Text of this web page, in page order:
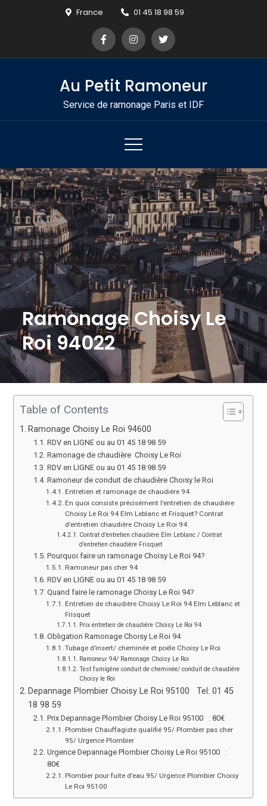
France 01 45 18 98 59
Au Petit Ramoneur
Service de ramonage Paris et IDF
Ramonage Choisy Le
Roi 94022
Table of Contents
Ramonage Choisy Le Roi 94600
RDV en LIGNE ou au 01 45 18 98 59
Ramonage de chaudière Choisy Le Roi
RDV en LIGNE ou au 01 45 18 98 59
Ramoneur de conduit de chaudière Choisy le Roi
Entretien et ramonage de chaudière 94
En quoi consiste précisément l’entretien de chaudière
Choisy Le Roi 94 Elm Leblanc et Frisquet? Contrat
d’entretien chaudière Choisy Le Roi 94
Contrat d’entretien chaudière Elm Leblanc / Contrat
d’entretien chaudière Frisquet
Pourquoi faire un ramonage Choisy Le Roi 94?
Ramoneur pas cher 94
RDV en LIGNE ou au 01 45 18 98 59
Quand faire le ramonage Choisy Le Roi 94?
Entretien de chaudière Choisy Le Roi 94 Elm Leblanc et
Frisquet
Prix entretien de chaudière Choisy Le Roi 94
Obligation Ramonage Choisy Le Roi 94
Tubage d’insert/ cheminée et poêle Choisy Le Roi
Ramoneur 94/ Ramonage Choisy Le Roi
Test fumigène conduit de cheminée/ conduit de chaudière
Choisy le Roi
Depannage Plombier Choisy Le Roi 95100 Tel: 01 45
18 98 59
Prix Depannage Plombier Choisy Le Roi 95100 : 80€
Plombier Chauffagiste qualifié 95/ Plombier pas cher
95/ Urgence Plombier
Urgence Depannage Plombier Choisy Le Roi 95100 :
80€
Plombier pour fuite d’eau 95/ Urgence Plombier Choisy
Le Roi 95100